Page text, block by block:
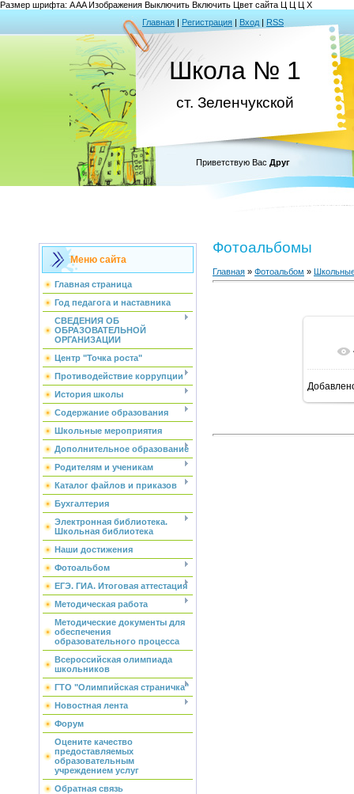
Размер шрифта: AAAИзображения Выключить Включить Цвет сайта Ц Ц Ц Х
Главная | Регистрация | Вход | RSS
Школа № 1
ст. Зеленчукской
Приветствую Вас Друг
Меню сайта
Главная страница
Год педагога и наставника
СВЕДЕНИЯ ОБ
ОБРАЗОВАТЕЛЬНОЙ
ОРГАНИЗАЦИИ
Центр "Точка роста"
Противодействие коррупции
История школы
Содержание образования
Школьные мероприятия
Дополнительное образование
Родителям и ученикам
Каталог файлов и приказов
Бухгалтерия
Электронная библиотека.
Школьная библиотека
Наши достижения
Фотоальбом
ЕГЭ. ГИА. Итоговая аттестация
Методическая работа
Методические документы для
обеспечения
образовательного процесса
Всероссийская олимпиада
школьников
ГТО "Олимпийская страничка"
Новостная лента
Форум
Оцените качество
предоставляемых
образовательным
учреждением услуг
Обратная связь
Фотоальбомы
Главная » Фотоальбом »